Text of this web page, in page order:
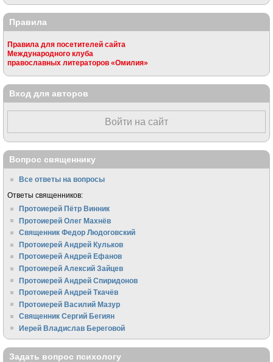
Правила
Правила для посетителей сайта
Международного клуба
православных литераторов «Омилия»
Вход для авторов
Войти на сайт
Вопрос священнику
Все ответы на вопросы
Ответы священников:
Протоиерей Пётр Винник
Протоиерей Олег Махнёв
Священник Федор Людоговский
Протоиерей Андрей Кульков
Протоиерей Андрей Ефанов
Протоиерей Алексий Зайцев
Протоиерей Андрей Спиридонов
Протоиерей Андрей Ткачёв
Протоиерей Василий Мазур
Священник Сергий Бегиян
Иерей Владислав Береговой
Задать вопрос психологу